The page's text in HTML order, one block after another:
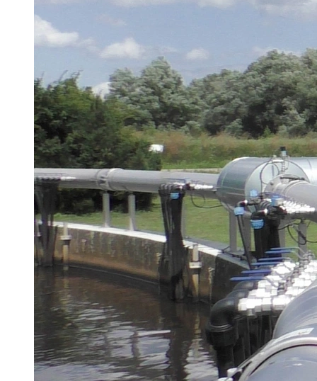
Brau Beviale
Hannover Messe
IFAT
Tausendwasser
Energieeffizienz & Nachhaltigkeit
Grüne Gebäude und Wasserlösungen für
21. Juli 2026
Dach- und Fassadenbegrünung verbessern das